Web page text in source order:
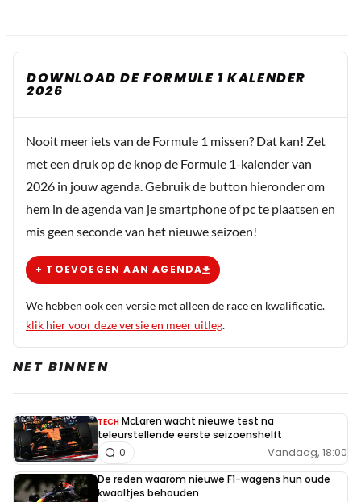
DOWNLOAD DE FORMULE 1 KALENDER
2026
Nooit meer iets van de Formule 1 missen? Dat kan! Zet
met een druk op de knop de Formule 1-kalender van
2026 in jouw agenda. Gebruik de button hieronder om
hem in de agenda van je smartphone of pc te plaatsen en
mis geen seconde van het nieuwe seizoen!
+ TOEVOEGEN AAN AGENDA
We hebben ook een versie met alleen de race en kwalificatie.
klik hier voor deze versie en meer uitleg.
NET BINNEN
TECH McLaren wacht nieuwe test na
teleurstellende eerste seizoenshelft
Vandaag, 18:00
0
De reden waarom nieuwe F1-wagens hun oude
kwaaltjes behouden